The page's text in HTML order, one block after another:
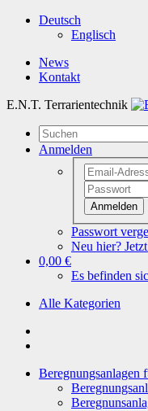
Deutsch
Englisch
News
Kontakt
E.N.T. Terrarientechnik
Anmelden
Anmelden
Passwort
Neu hier?
0,00 €
Es befinden
Alle Kategorien
Beregnungsanlagen